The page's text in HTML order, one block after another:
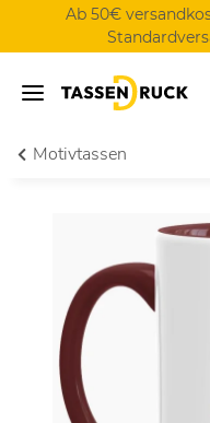
Ab 50€
Motivtassen